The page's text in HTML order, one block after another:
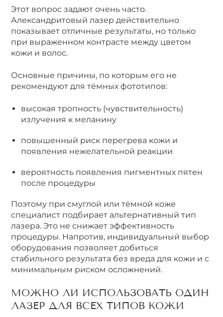
Этот вопрос задают очень часто.
Александритовый лазер действительно
показывает отличные результаты, но только
при выраженном контрасте между цветом
кожи и волос.
Основные причины, по которым его не
рекомендуют для тёмных фототипов:
высокая тропность (чувствительность)
излучения к меланину
повышенный риск перегрева кожи и
появления нежелательной реакции
вероятность появления пигментных пятен
после процедуры
Поэтому при смуглой или тёмной коже
специалист подбирает альтернативный тип
лазера. Это не снижает эффективность
процедуры. Напротив, индивидуальный выбор
оборудования позволяет добиться
стабильного результата без вреда для кожи и с
минимальным риском осложнений.
МОЖНО ЛИ ИСПОЛЬЗОВАТЬ ОДИН
ЛАЗЕР ДЛЯ ВСЕХ ТИПОВ КОЖИ